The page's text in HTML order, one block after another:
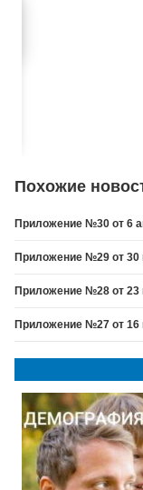
Похожие
Приложение №30 от 6
Приложение №29 от 30
Приложение №28 от 23
Приложение №27 от 16